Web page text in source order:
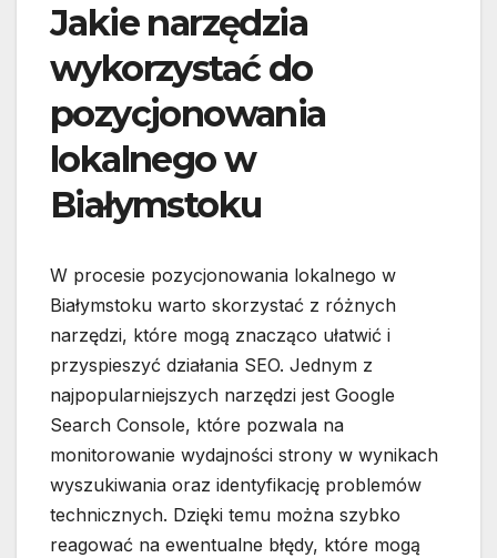
Jakie narzędzia
wykorzystać do
pozycjonowania
lokalnego w
Białymstoku
W procesie pozycjonowania lokalnego w
Białymstoku warto skorzystać z różnych
narzędzi, które mogą znacząco ułatwić i
przyspieszyć działania SEO. Jednym z
najpopularniejszych narzędzi jest Google
Search Console, które pozwala na
monitorowanie wydajności strony w wynikach
wyszukiwania oraz identyfikację problemów
technicznych. Dzięki temu można szybko
reagować na ewentualne błędy, które mogą